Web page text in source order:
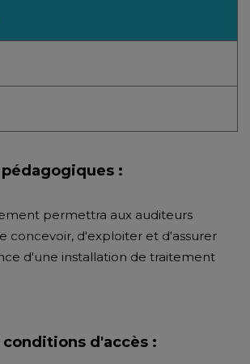
:
permettra aux auditeurs
concevoir, d'exploiter et d'assurer
d'une installation de traitement
d'accès :